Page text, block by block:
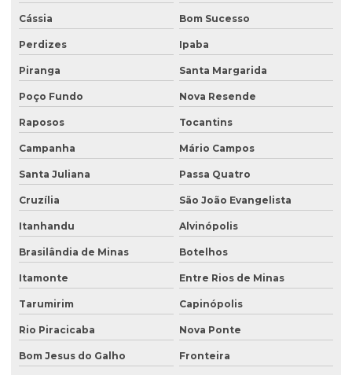
Recuperação de áreas desmatadas
Reflorestamento recuperação de áreas degradadas
Relatório de investigação de passivo ambiental
Retirada de tanque de combustível subterrâneo
Retirada de tanque subterrâneo
Retirada de tanques
Serviço de consultoria ambiental
Serviço de desativação de tanque subterrâneo
Serviço de desativação de tanques
Serviço de licenciamento ambiental
Serviço de retirada de tanque subterrâneo
Cássia Bom Sucesso
Perdizes Ipaba
Piranga Santa Margarida
Poço Fundo Nova Resende
Raposos Tocantins
Campanha Mário Campos
Santa Juliana Passa Quatro
Cruzília São João Evangelista
Itanhandu Alvinópolis
Brasilândia de Minas Botelhos
Itamonte Entre Rios de Minas
Tarumirim Capinópolis
Rio Piracicaba Nova Ponte
Bom Jesus do Galho Fronteira